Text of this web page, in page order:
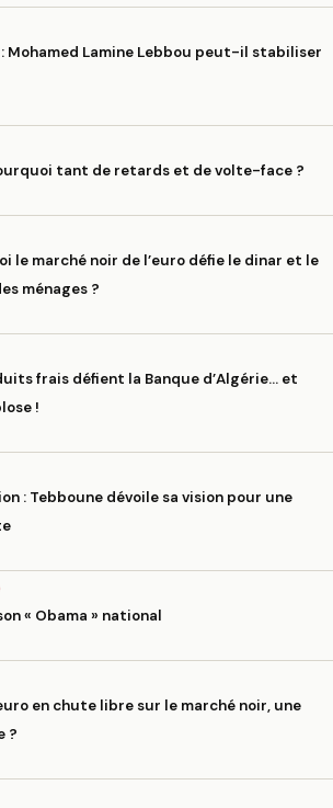
: Mohamed Lamine Lebbou peut-il stabiliser
tant de retards et de volte-face ?
le marché noir de l’euro défie le dinar et le
ménages ?
frais défient la Banque d’Algérie… et
!
: Tebboune dévoile sa vision pour une
« Obama » national
en chute libre sur le marché noir, une
?